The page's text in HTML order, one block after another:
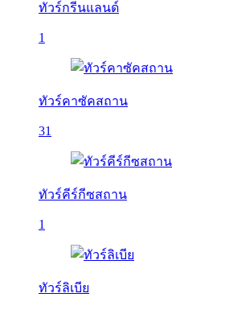
ทัวร์กรีนแลนด์
1
ทัวร์คาซัคสถาน
31
ทัวร์คีร์กีซสถาน
1
ทัวร์ลิเบีย